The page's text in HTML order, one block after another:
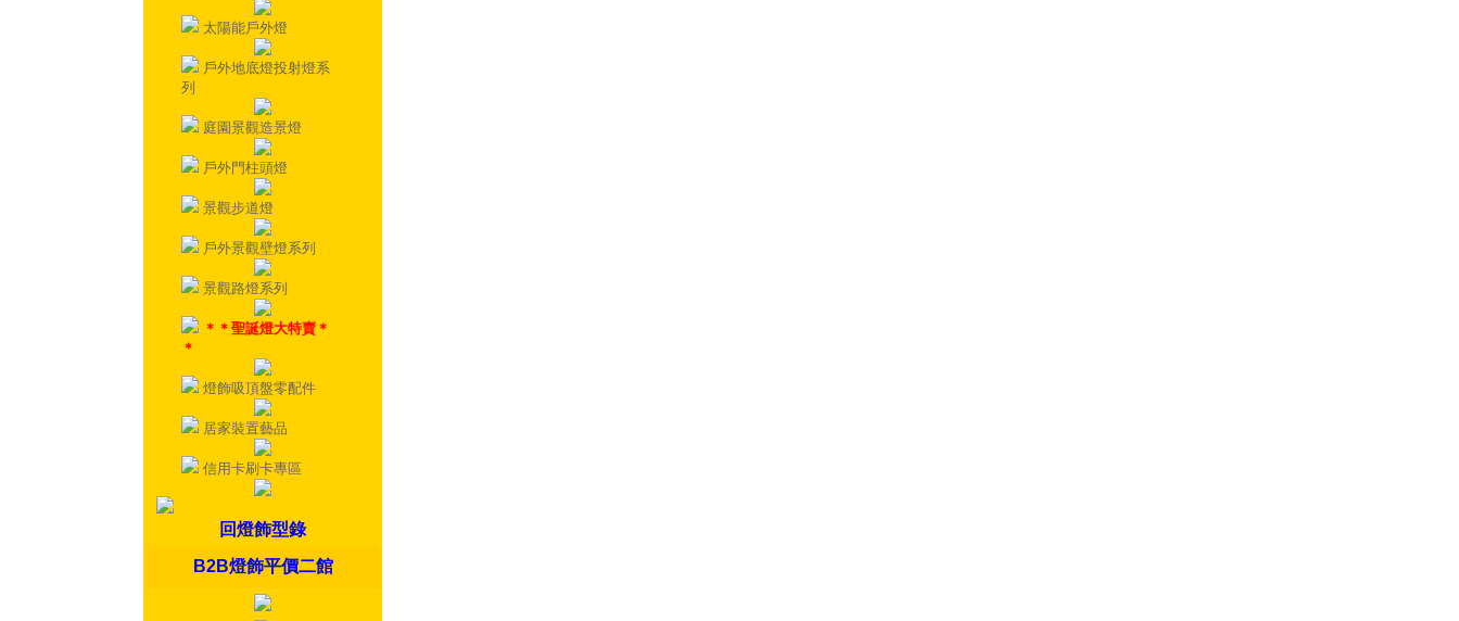
太陽能戶外燈
戶外地底燈投射燈系
列
庭園景觀造景燈
戶外門柱頭燈
景觀步道燈
戶外景觀壁燈系列
景觀路燈系列
＊＊聖誕燈大特賣＊
＊
燈飾吸頂盤零配件
居家裝置藝品
信用卡刷卡專區
回燈飾型錄
B2B燈飾平價二館